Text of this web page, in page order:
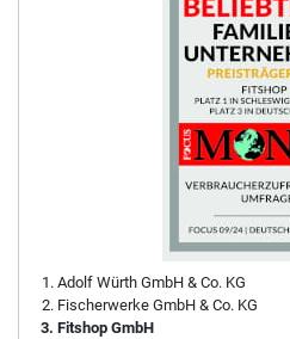
Adolf Würth GmbH & Co. KG
Fischerwerke GmbH & Co. KG
Fitshop GmbH